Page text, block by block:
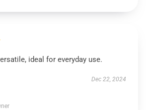
ideal for everyday use.
Dec 22, 2024